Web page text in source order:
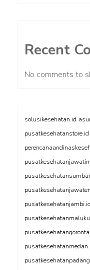
Recent
No comments to
solusikesehatan.id
pusatkesehatanstore.id
pusatkesehatanjambi.id